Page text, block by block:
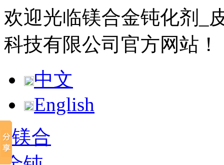
欢迎光临镁合金钝化剂_
科技有限公司官方网站！
中文
English